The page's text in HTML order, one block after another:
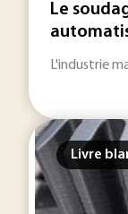
Le
L'industrie
Livre